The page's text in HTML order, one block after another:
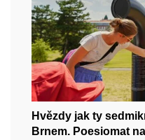
Hvězdy jak ty
Brnem. Poesiomat